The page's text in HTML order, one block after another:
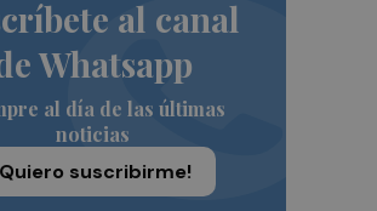
al canal
Whatsapp
al día de las últimas
noticias
suscribirme!